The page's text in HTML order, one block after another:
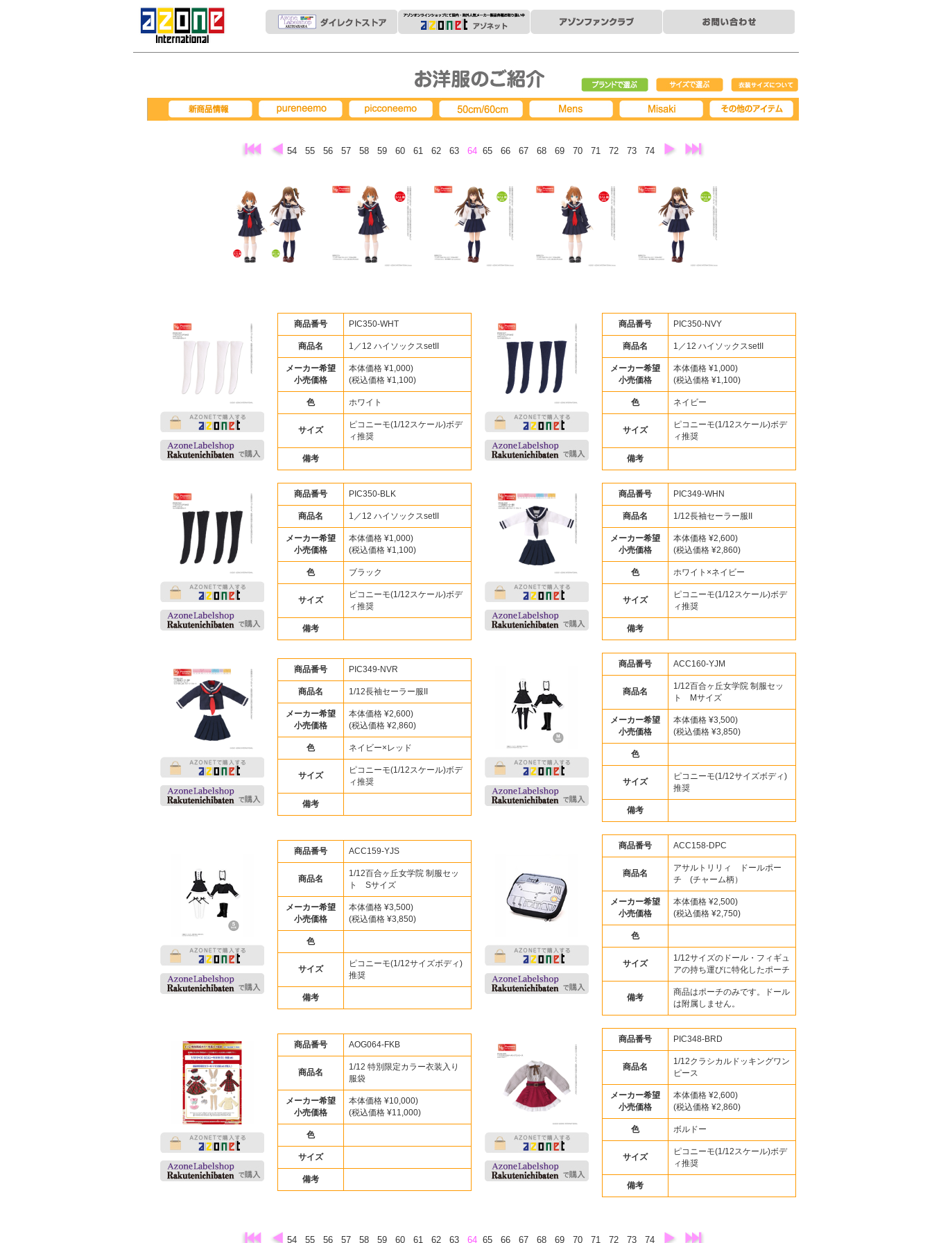
ブランドで選ぶ サイズで選ぶ
衣装サイズについ
て
54 55 56 57 58 59 60 61 62 63 64 65 66 67 68 69 70 71 72 73 74
商品番号 PIC350-WHT
商品名 1／12 ハイソックスsetII
メーカー希望
小売価格
本体価格 ¥1,000)
(税込価格 ¥1,100)
色 ホワイト
サイズ
ピコニーモ(1/12スケール)ボデ
ィ推奨
備考
商品番号 PIC350-NVY
商品名 1／12 ハイソックスsetII
メーカー希望
小売価格
本体価格 ¥1,000)
(税込価格 ¥1,100)
色 ネイビー
サイズ
ピコニーモ(1/12スケール)ボデ
ィ推奨
備考
商品番号 PIC350-BLK
商品名 1／12 ハイソックスsetII
メーカー希望
小売価格
本体価格 ¥1,000)
(税込価格 ¥1,100)
色 ブラック
サイズ
ピコニーモ(1/12スケール)ボデ
ィ推奨
備考
商品番号 PIC349-WHN
商品名 1/12長袖セーラー服II
メーカー希望
小売価格
本体価格 ¥2,600)
(税込価格 ¥2,860)
色 ホワイト×ネイビー
サイズ
ピコニーモ(1/12スケール)ボデ
ィ推奨
備考
商品番号 PIC349-NVR
商品名 1/12長袖セーラー服II
メーカー希望
小売価格
本体価格 ¥2,600)
(税込価格 ¥2,860)
色 ネイビー×レッド
サイズ
ピコニーモ(1/12スケール)ボデ
ィ推奨
備考
商品番号 ACC160-YJM
商品名
1/12百合ヶ丘女学院 制服セッ
ト Mサイズ
メーカー希望
小売価格
本体価格 ¥3,500)
(税込価格 ¥3,850)
色
サイズ
ピコニーモ(1/12サイズボディ)
推奨
備考
商品番号 ACC159-YJS
商品名
1/12百合ヶ丘女学院 制服セッ
ト Sサイズ
メーカー希望
小売価格
本体価格 ¥3,500)
(税込価格 ¥3,850)
色
サイズ
ピコニーモ(1/12サイズボディ)
推奨
備考
商品番号 ACC158-DPC
商品名
アサルトリリィ ドールポー
チ (チャーム柄）
メーカー希望
小売価格
本体価格 ¥2,500)
(税込価格 ¥2,750)
色
サイズ
1/12サイズのドール・フィギュ
アの持ち運びに特化したポーチ
備考
商品はポーチのみです。ドール
は附属しません。
商品番号 AOG064-FKB
商品名
1/12 特別限定カラー衣装入り
服袋
メーカー希望
小売価格
本体価格 ¥10,000)
(税込価格 ¥11,000)
色
サイズ
備考
商品番号 PIC348-BRD
商品名
1/12クラシカルドッキングワン
ピース
メーカー希望
小売価格
本体価格 ¥2,600)
(税込価格 ¥2,860)
色 ボルドー
サイズ
ピコニーモ(1/12スケール)ボデ
ィ推奨
備考
54 55 56 57 58 59 60 61 62 63 64 65 66 67 68 69 70 71 72 73 74